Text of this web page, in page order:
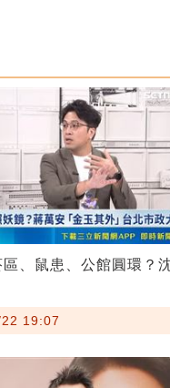
、鼠患、公館圓環？
19:07